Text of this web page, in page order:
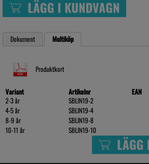
Dokument Multiköp
Produktkort
Variant Artikelnr EAN
2-3 år
SBLIN19-2
4-5 år
SBLIN19-4
8-9 år
SBLIN19-8
10-11 år
SBLIN19-10